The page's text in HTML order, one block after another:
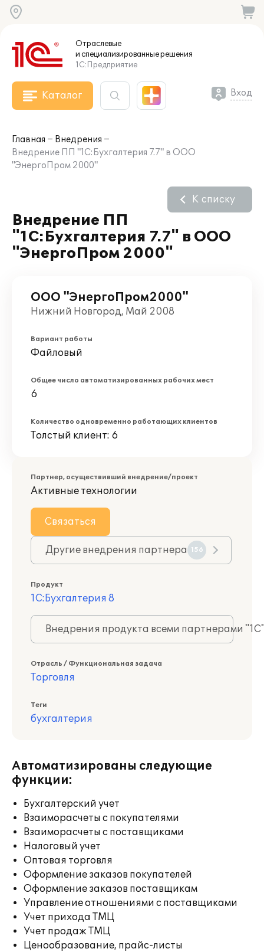
Отраслевые
и специализированныерешения
1С:Предприятие
Каталог Вход
Главная
Внедрения
Внедрение ПП "1С:Бухгалтерия 7.7" в ООО
"ЭнергоПром 2000"
Внедрение ПП
"1С:Бухгалтерия 7.7" в ООО
"ЭнергоПром 2000"
К списку
ООО "ЭнергоПром2000"
Нижний Новгород, Май 2008
Вариант работы
Файловый
Общее число автоматизированных рабочих мест
6
Количество одновременно работающих клиентов
Толстый клиент: 6
Партнер, осуществивший внедрение/проект
Активные технологии
Связаться
Другие внедрения партнера 156
Продукт
1С:Бухгалтерия 8
Внедрения продукта всеми партнерами
Отрасль / Функциональная задача
Торговля
Теги
бухгалтерия
Автоматизированы следующие
функции:
Бухгалтерский учет
Взаиморасчеты с покупателями
Взаиморасчеты с поставщиками
Налоговый учет
Оптовая торговля
Оформление заказов покупателей
Оформление заказов поставщикам
Управление отношениями с поставщиками
Учет прихода ТМЦ
Учет продаж ТМЦ
Ценообразование, прайс-листы